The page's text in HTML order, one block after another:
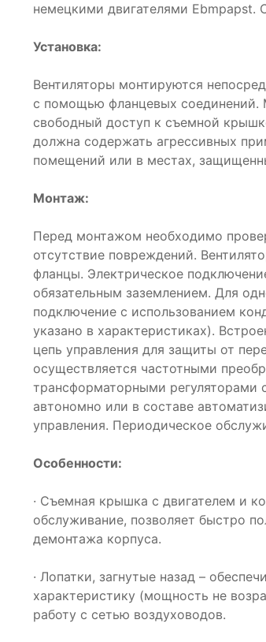
немецкими двигателями Ebmpapst.
Установка:
Вентиляторы монтируются
с помощью фланцевых соединений.
свободный доступ к съемной
должна содержать агрессивных
помещений или в местах,
Монтаж:
Перед монтажом необходимо
отсутствие повреждений.
фланцы. Электрическое
обязательным заземлением. Для
подключение с использованием
указано в характеристиках).
цепь управления для защиты от
осуществляется частотными
трансформаторными регуляторами
автономно или в составе
управления. Периодическое
Особенности:
· Съемная крышка с двигателем и
обслуживание, позволяет быстро
демонтажа корпуса.
· Лопатки, загнутые назад –
характеристику (мощность не
работу с сетью воздуховодов.